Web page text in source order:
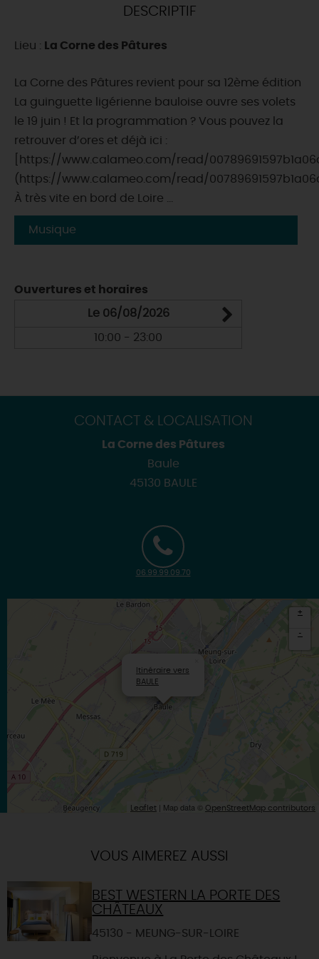
CE WEEK-END
CETTE SEMAINE
DESCRIPTIF
Lieu : La Corne des Pâtures
La Corne des Pâtures revient pour sa 12ème édition
️La guinguette ligérienne bauloise ouvre ses volets
le 19 juin ! Et la programmation ? Vous pouvez la
retrouver d’ores et déjà ici :
[https://www.calameo.com/read/
(https://www.calameo.com/read/
À très vite en bord de Loire ...
Musique
Ouvertures et horaires
Le 06/08/2026
10:00 - 23:00
CONTACT & LOCALISATION
La Corne des Pâtures
Baule
45130 BAULE
06.99.99.09.70
Itinéraire vers
BAULE
+
-
Leaflet | Map data © OpenStreetMap contributors
VOUS AIMEREZ AUSSI
BEST WESTERN LA PORTE DES
CHÂTEAUX
45130 - MEUNG-SUR-LOIRE